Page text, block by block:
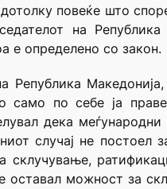
повеќе што
на
е определено со закон.
Република
по себе ја
дека
случај не постоел
можност за